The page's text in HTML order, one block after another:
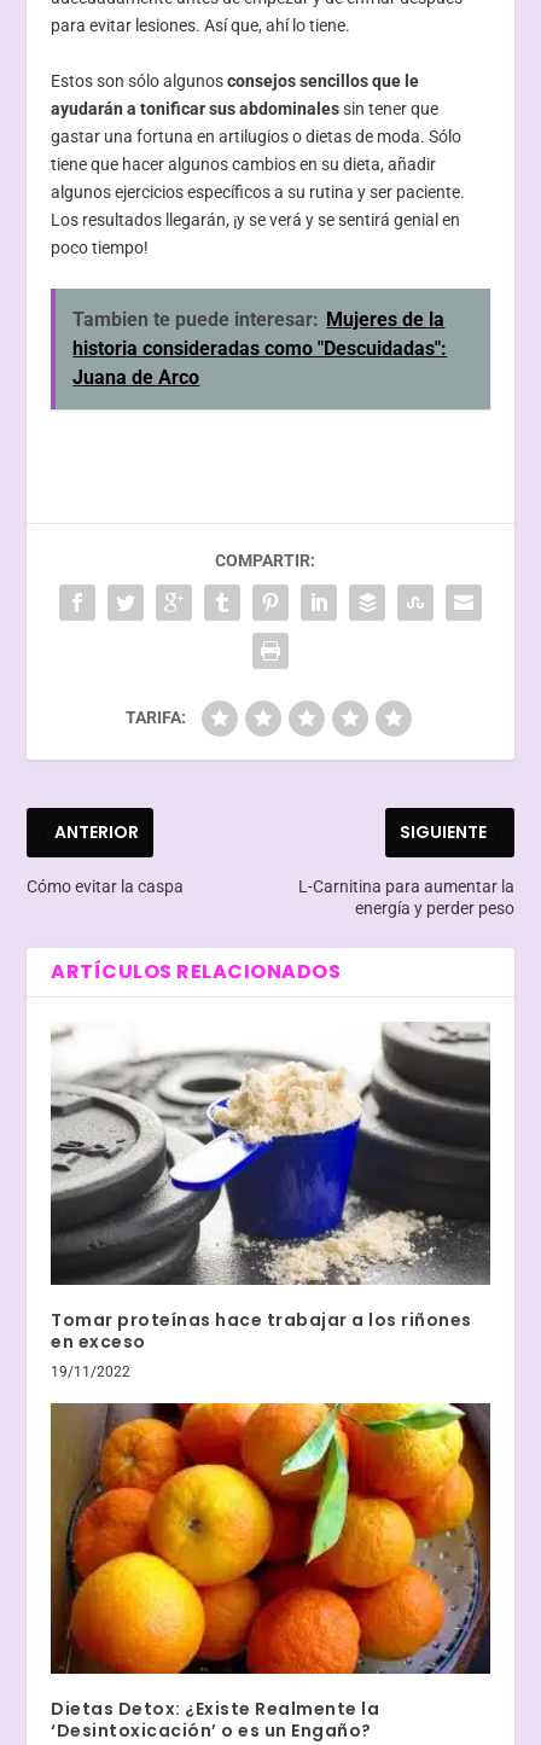
para evitar lesiones. Así que, ahí lo tiene.
Estos son sólo algunosconsejos sencillos que le
ayudarán a tonificar sus abdominalessin tener que
gastar una fortuna en artilugios o dietas de moda. Sólo
tiene que hacer algunos cambios en su dieta, añadir
algunos ejercicios específicos a su rutina y ser paciente.
Los resultados llegarán, ¡y se verá y se sentirá genial en
poco tiempo!
Tambien te puede interesar: Mujeres de la
historia consideradas como "Descuidadas":
Juana de Arco
COMPARTIR:
TARIFA:
ANTERIOR
Cómo evitar la caspa
SIGUIENTE
L-Carnitina para aumentar la
energía y perder peso
ARTÍCULOS RELACIONADOS
Tomar proteínas hace trabajar a los riñones
en exceso
19/11/2022
Dietas Detox: ¿Existe Realmente la
‘Desintoxicación’ o es un Engaño?